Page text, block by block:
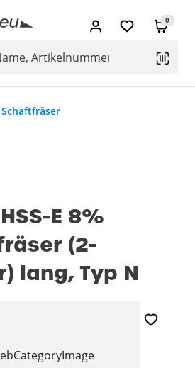
0
Schaftfräser
E 8%
(2-
lang, Typ N